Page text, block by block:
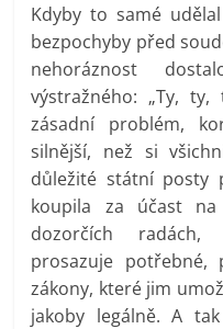
Kdyby to samé
bezpochyby před
nehoráznost
výstražného: „Ty,
zásadní problém,
silnější, než si
důležité státní posty
koupila za účast
dozorčích
prosazuje potřebné,
zákony, které jim
jakoby legálně. A